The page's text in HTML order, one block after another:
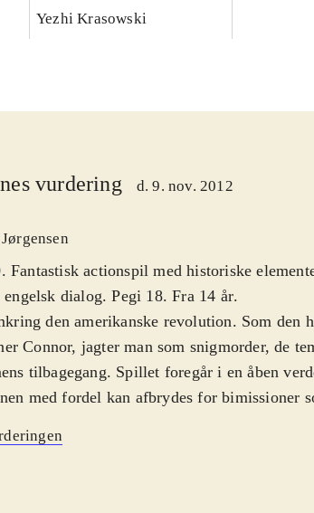
Yezhi Krasowski
vurdering d. 9. nov. 2012
Fantastisk actionspil med historiske
dialog. Pegi 18. Fra 14 år.
den amerikanske revolution. Som den
Connor, jagter man som snigmorder, de
tilbagegang. Spillet foregår i en åben
med fordel kan afbrydes for bimissioner
som fx en kopi af Boston anno